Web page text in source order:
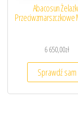
Abacosun
6 650,00zł
Sprawdź sam